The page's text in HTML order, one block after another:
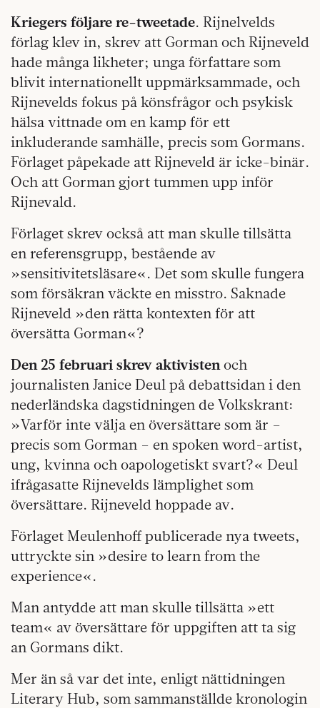
Kriegers följare re-tweetade. Rijnelvelds
förlag klev in, skrev att Gorman och Rijneveld
hade många likheter; unga författare som
blivit internationellt uppmärksammade, och
Rijnevelds fokus på könsfrågor och psykisk
hälsa vittnade om en kamp för ett
inkluderande samhälle, precis som Gormans.
Förlaget påpekade att Rijneveld är icke-binär.
Och att Gorman gjort tummen upp inför
Rijnevald.
Förlaget skrev också att man skulle tillsätta
en referensgrupp, bestående av
»sensitivitetsläsare«. Det som skulle fungera
som försäkran väckte en misstro. Saknade
Rijneveld »den rätta kontexten för att
översätta Gorman«?
Den 25 februari skrev aktivisten och
journalisten Janice Deul på debattsidan i den
nederländska dagstidningen de Volkskrant:
»Varför inte välja en översättare som är –
precis som Gorman – en spoken word-artist,
ung, kvinna och oapologetiskt svart?« Deul
ifrågasatte Rijnevelds lämplighet som
översättare. Rijneveld hoppade av.
Förlaget Meulenhoff publicerade nya tweets,
uttryckte sin »desire to learn from the
experience«.
Man antydde att man skulle tillsätta »ett
team« av översättare för uppgiften att ta sig
an Gormans dikt.
Mer än så var det inte, enligt nättidningen
Literary Hub, som sammanställde kronologin